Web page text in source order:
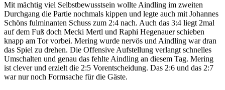
Mit mächtig viel Selbstbewusstsein wollte Aindling im zweiten
Durchgang die Partie nochmals kippen und legte auch mit Johannes
Schöns fulminanten Schuss zum 2:4 nach. Auch das 3:4 liegt 2mal
auf dem Fuß doch Mecki Mertl und Raphi Hegenauer schieben
knapp am Tor vorbei. Mering wurde nervös und Aindling war dran
das Spiel zu drehen. Die Offensive Aufstellung verlangt schnelles
Umschalten und genau das fehlte Aindling an diesem Tag. Mering
ist clever und erzielt die 2:5 Vorentscheidung. Das 2:6 und das 2:7
war nur noch Formsache für die Gäste.